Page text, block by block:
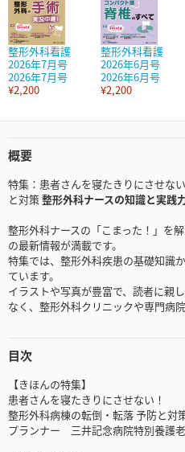
整形外科看護
2026年7月号
2026年7月号
¥2,200
整形外科看護
2026年6月号
2026年6月号
¥2,200
概要
特集：患者さんを寝たきりにさせな
と対策整形外科ナースの知識と実践
整形外科ナースの「こまった！」を
の最新情報が満載です。
特集では、整形外科疾患の基礎知識
ています。
イラストや写真が豊富で、読者に親
なく、整形外科クリニックや専門病
目次
【きほんの特集】
患者さんを寝たきりにさせない！
整形外科病棟の転倒・転落 予防と対
プランナー 三井記念病院特別養護